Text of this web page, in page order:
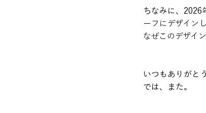
ちなみに、2026
ーフにデザイン
なぜこのデザイ
いつもありがと
では、また。